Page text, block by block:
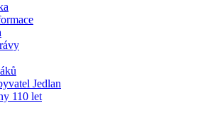
Jedlan
110 let